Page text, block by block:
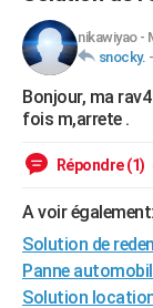
FINANCE
Retraite
Impôts
Epargne
Immobilier
Risques naturels
Banque
Assurance
Crédit
AUTO
Essais
Réserver un essai
Citadines
Berlines
SUV
Forum auto
+HIGH-TECH
Mobiles
Meilleur smartphone
Internet
Ordinateurs
Jeux vidéo
Guide high-tech
BRICOLAGE
WEEK-END
Guides de France
Escapades
Patrimoine
Expositions
Musées
Week-end nature
+LIFESTYLE
Art de vivre
Bien-être
Loisirs
Mode
Modes de vie
SANTE
nikawiyao-
snocky. -
Bonjour, ma
fois m,arrete .
Répondre (1)
A voir également:
Solution de
Panne
Solution